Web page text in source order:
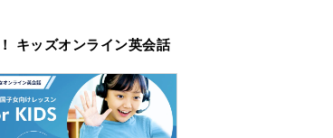
キッズオンライン英会話